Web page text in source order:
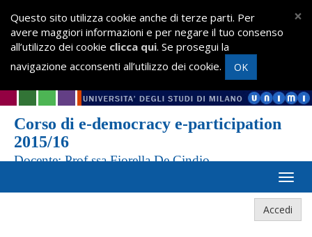
×
Questo sito utilizza cookie anche di terze parti. Per
avere maggiori informazioni e per negare il tuo consenso
all’utilizzo dei cookie clicca qui. Se prosegui la
navigazione acconsenti all’utilizzo dei cookie.
OK
Corso di e-democracy e-participation
2015/16
Docente: Prof.ssa Fiorella De Cindio
Accedi